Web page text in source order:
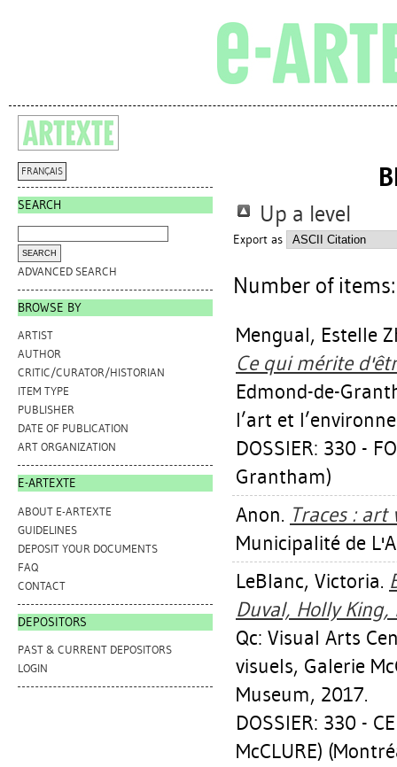
FRANÇAIS
SEARCH
ADVANCED SEARCH
BROWSE BY
ARTIST
AUTHOR
CRITIC/CURATOR/HISTORIAN
ITEM TYPE
PUBLISHER
DATE OF PUBLICATION
ART ORGANIZATION
E-ARTEXTE
ABOUT E-ARTEXTE
GUIDELINES
DEPOSIT YOUR DOCUMENTS
FAQ
CONTACT
DEPOSITORS
PAST & CURRENT DEPOSITORS
LOGIN
Up a level
Export as
Number of
Mengual, Estelle
Ce qui mérite
Edmond-de-
l’art et
DOSSIER: 330 -
Grantham)
Anon. Traces : art
Municipalité de
LeBlanc, Victoria.
Duval, Holly King,
Qc: Visual Arts
visuels, Galerie
Museum, 2017.
DOSSIER: 330 -
McCLURE)